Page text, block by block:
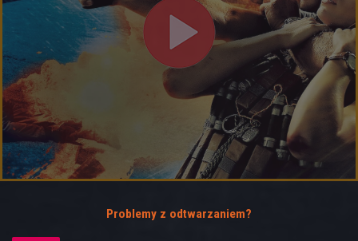
Problemy z odtwarzaniem?